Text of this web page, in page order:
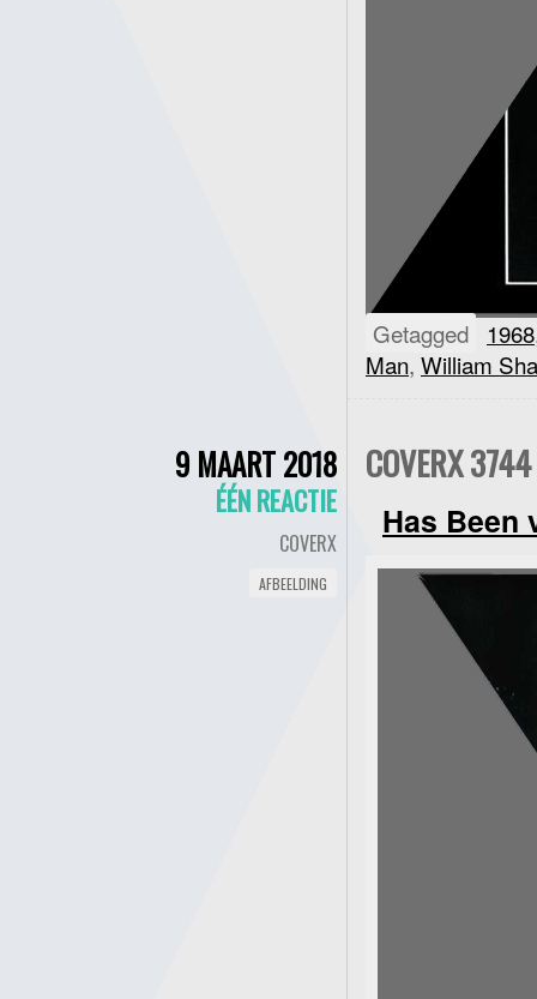
Getagged 1968
Man, William
9 MAART 2018
ÉÉN REACTIE
COVERX
AFBEELDING
COVERX
Has Been